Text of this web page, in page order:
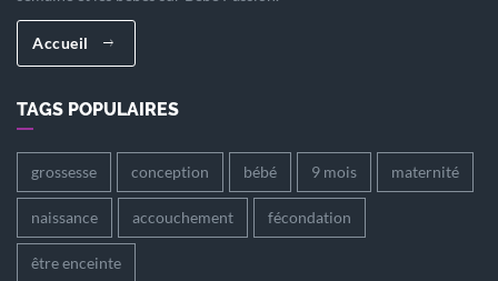
Accueil
TAGS POPULAIRES
grossesse conception bébé 9 mois maternité
naissance accouchement fécondation
être enceinte